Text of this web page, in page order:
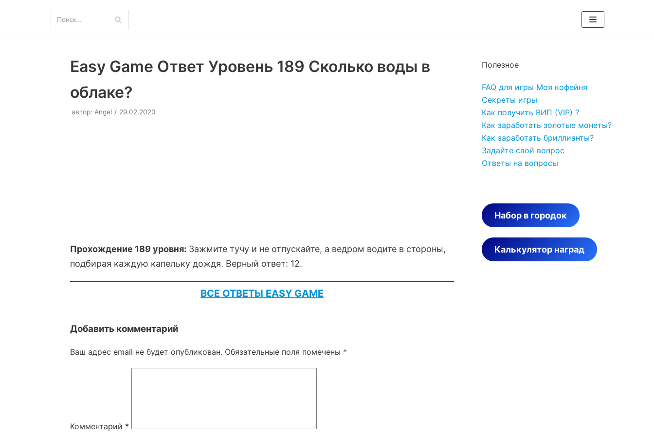
Easy Game Ответ Уровень 189 Сколько воды в
облаке?
автор: Angel 29.02.2020
Прохождение 189 уровня: Зажмите тучу и не отпускайте, а ведром водите в стороны,
подбирая каждую капельку дождя. Верный ответ: 12.
ВСЕ ОТВЕТЫ EASY GAME
Добавить комментарий
Ваш адрес email не будет опубликован. Обязательные поля помечены *
Комментарий *
Полезное
FAQ для игры Моя кофейня
Секреты игры
Как получить ВИП (VIP) ?
Как заработать золотые монеты?
Как заработать бриллианты?
Задайте свой вопрос
Ответы на вопросы
Набор в городок
Калькулятор наград